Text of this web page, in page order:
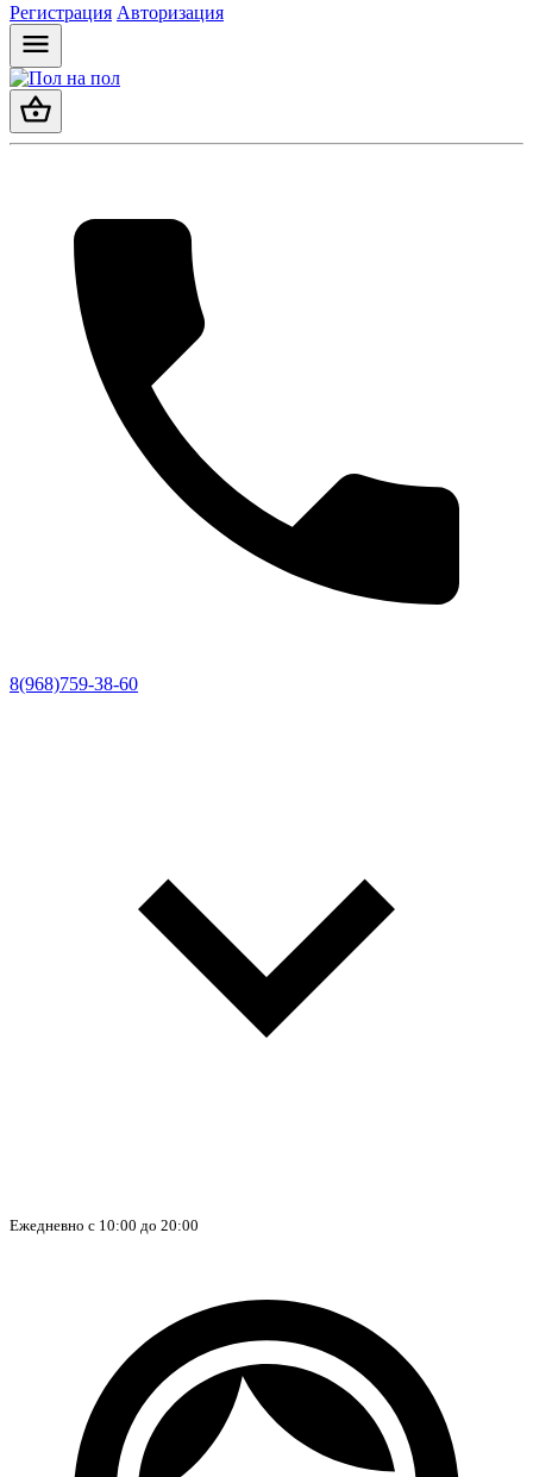
Регистрация Авторизация
8(968)759-38-60
Ежедневно с 10:00 до 20:00